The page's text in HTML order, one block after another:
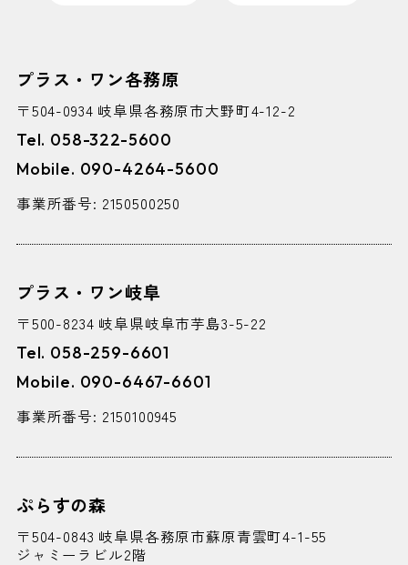
プラス・ワン各務原
〒504-0934 岐阜県各務原市大野町4-12-2
Tel. 058-322-5600
Mobile. 090-4264-5600
事業所番号: 2150500250
プラス・ワン岐阜
〒500-8234 岐阜県岐阜市芋島3-5-22
Tel. 058-259-6601
Mobile. 090-6467-6601
事業所番号: 2150100945
ぷらすの森
〒504-0843 岐阜県各務原市蘇原青雲町4-1-55
ジャミーラビル2階